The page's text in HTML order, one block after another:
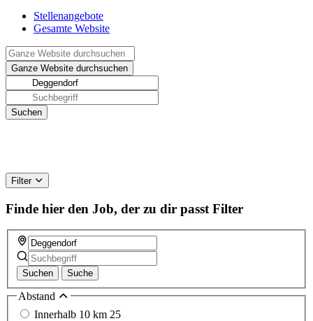
Stellenangebote
Gesamte Website
Filter
Finde hier den Job, der zu dir passt Filter
Suchen Suche
Abstand
Innerhalb 10 km 25